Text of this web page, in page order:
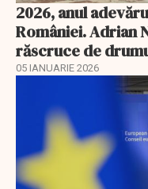
2026, anul
României. Adrian
răscruce de
05 IANUARIE 2026